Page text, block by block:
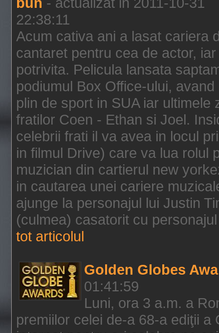
22:38:11
Acum cativa ani a lasat cariera
cantaret pentru cea de actor,
potrivita. Pelicula lansata
podiumul Box Office-ului,
plin de sport in SUA iar
fratilor Coen - Ethan si Joel.
celebrii frati il va avea in locul
in filmul Drive) care va lua rolul
muzician din cartierul new
in cautarea unei cariere
ajunge la personajul lui Justin
(culmea) casatorit cu
tot articolul
Golden Globes
01:41:59
Luni, ora 3 a.m. a
premiilor celei de-a 68-a ediţii